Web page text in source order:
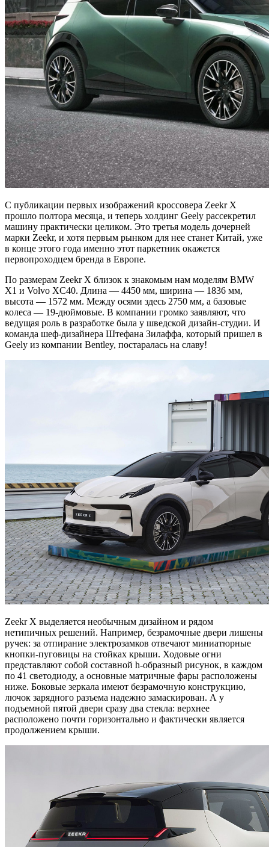
С публикации первых изображений кроссовера Zeekr X
прошло полтора месяца, и теперь холдинг Geely рассекретил
машину практически целиком. Это третья модель дочерней
марки Zeekr, и хотя первым рынком для нее станет Китай, уже
в конце этого года именно этот паркетник окажется
первопроходцем бренда в Европе.
По размерам Zeekr X близок к знакомым нам моделям BMW
X1 и Volvo XC40. Длина — 4450 мм, ширина — 1836 мм,
высота — 1572 мм. Между осями здесь 2750 мм, а базовые
колеса — 19-дюймовые. В компании громко заявляют, что
ведущая роль в разработке была у шведской дизайн-студии. И
команда шеф-дизайнера Штефана Зилаффа, который пришел в
Geely из компании Bentley, постаралась на славу!
Zeekr X выделяется необычным дизайном и рядом
нетипичных решений. Например, безрамочные двери лишены
ручек: за отпирание электрозамков отвечают миниатюрные
кнопки-пуговицы на стойках крыши. Ходовые огни
представляют собой составной h-образный рисунок, в каждом
по 41 светодиоду, а основные матричные фары расположены
ниже. Боковые зеркала имеют безрамочную конструкцию,
лючок зарядного разъема надежно замаскирован. А у
подъемной пятой двери сразу два стекла: верхнее
расположено почти горизонтально и фактически является
продолжением крыши.